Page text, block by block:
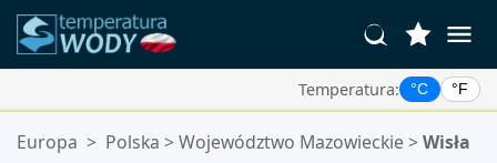
Temperatura: °C °F
Twoje Ulubione Lokalizacje:
Europa > Polska >Województwo Mazowieckie >Wisła